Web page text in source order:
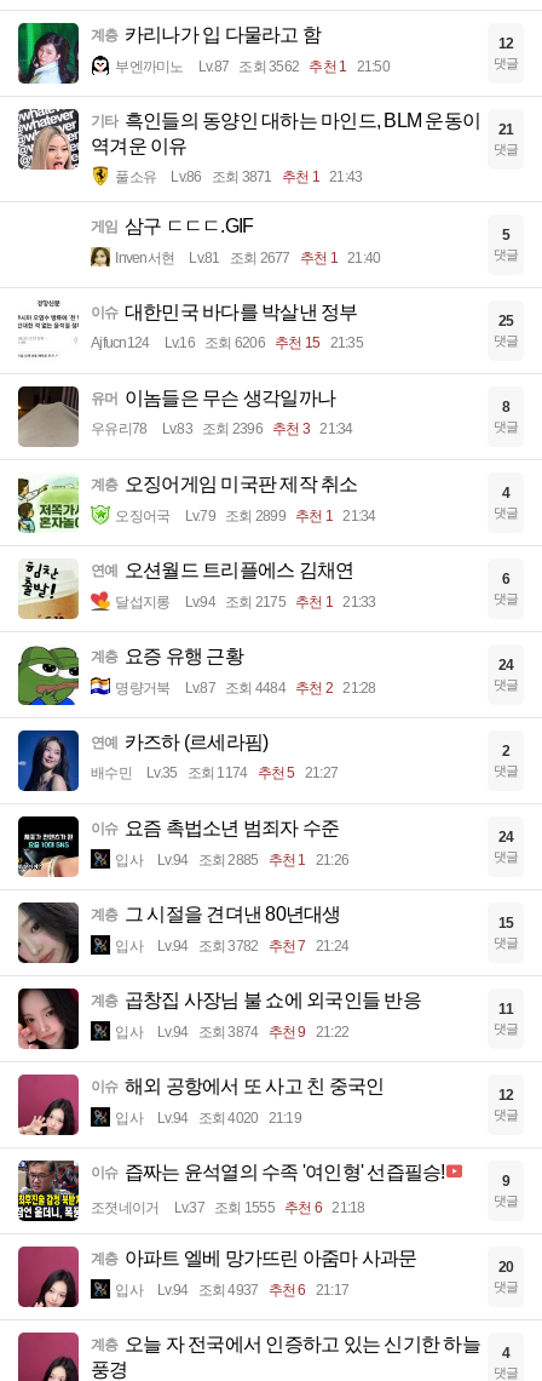
계층 카리나가 입 다물라고 함
부엔까미노 Lv.87 조회 3562 추천 1 21:50
12
댓글
기타 흑인들의 동양인 대하는 마인드, BLM 운동이
역겨운 이유
풀소유 Lv.86 조회 3871 추천 1 21:43
21
댓글
게임 삼구 ㄷㄷㄷ.GIF
Inven서현 Lv.81 조회 2677 추천 1 21:40
5
댓글
이슈 대한민국 바다를 박살낸 정부
Ajfucn124 Lv.16 조회 6206 추천 15 21:35
25
댓글
유머 이놈들은 무슨 생각일까나
우유리78 Lv.83 조회 2396 추천 3 21:34
8
댓글
계층 오징어게임 미국판 제작 취소
오징어국 Lv.79 조회 2899 추천 1 21:34
4
댓글
연예 오션월드 트리플에스 김채연
달섭지롱 Lv.94 조회 2175 추천 1 21:33
6
댓글
계층 요증 유행 근황
명량거북 Lv.87 조회 4484 추천 2 21:28
24
댓글
연예 카즈하 (르세라핌)
배수민 Lv.35 조회 1174 추천 5 21:27
2
댓글
이슈 요즘 촉법소년 범죄자 수준
입사 Lv.94 조회 2885 추천 1 21:26
24
댓글
계층 그 시절을 견뎌낸 80년대생
입사 Lv.94 조회 3782 추천 7 21:24
15
댓글
계층 곱창집 사장님 불 쇼에 외국인들 반응
입사 Lv.94 조회 3874 추천 9 21:22
11
댓글
이슈 해외 공항에서 또 사고 친 중국인
입사 Lv.94 조회 4020 21:19
12
댓글
이슈 즙짜는 윤석열의 수족 '여인형' 선즙필승!
조졋네이거 Lv.37 조회 1555 추천 6 21:18
9
댓글
계층 아파트 엘베 망가뜨린 아줌마 사과문
입사 Lv.94 조회 4937 추천 6 21:17
20
댓글
계층 오늘 자 전국에서 인증하고 있는 신기한 하늘
풍경
4
댓글